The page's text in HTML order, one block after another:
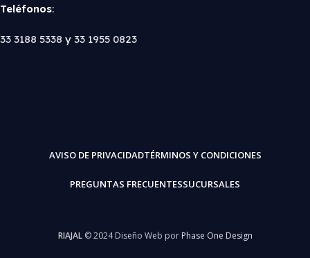
Teléfonos:
33 3188 5338 y 33 1955 0823
AVISO DE PRIVACIDADTÉRMINOS Y CONDICIONES
PREGUNTAS FRECUENTESSUCURSALES
RIAJAL© 2024 Diseño Web por Phase One Design